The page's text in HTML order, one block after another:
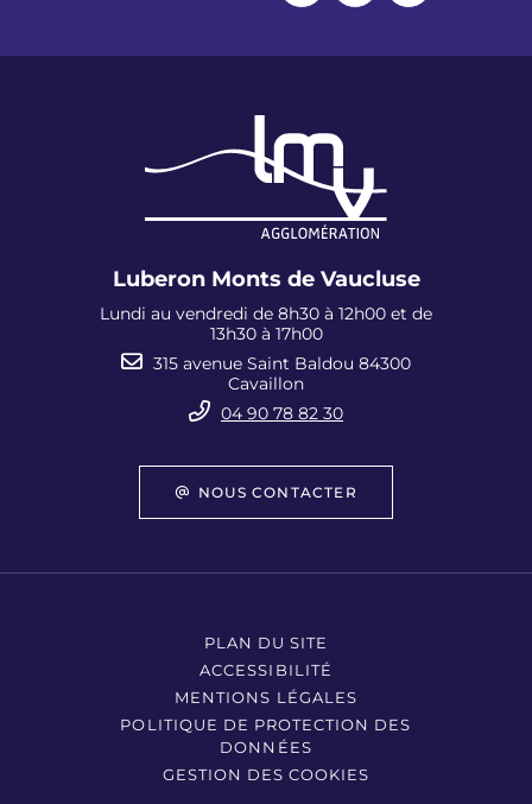
Luberon Monts de Vaucluse
Lundi au vendredi de 8h30 à 12h00 et de
13h30 à 17h00
315 avenue Saint Baldou 84300
Cavaillon
04 90 78 82 30
NOUS CONTACTER
PLAN DU SITE
ACCESSIBILITÉ
MENTIONS LÉGALES
POLITIQUE DE PROTECTION DES
DONNÉES
GESTION DES COOKIES